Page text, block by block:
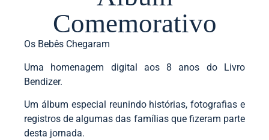
Comemorativo
Os Bebês Chegaram
Uma homenagem digital aos 8 anos do Livro
Bendizer.
Um álbum especial reunindo histórias, fotografias e
registros de algumas das famílias que fizeram parte
desta jornada.